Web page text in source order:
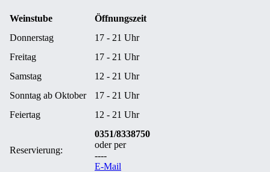
Weinstube
Öffnungszeit
Donnerstag
17 - 21 Uhr
Freitag
17 - 21 Uhr
Samstag
12 - 21 Uhr
Sonntag ab Oktober
17 - 21 Uhr
Feiertag
12 - 21 Uhr
Reservierung:
0351/8338750
oder per
----
E-Mail